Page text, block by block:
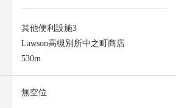
其他便利設施3
Lawson高槻別所中之町商店
530m
無空位